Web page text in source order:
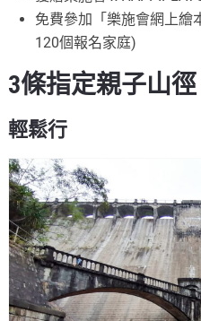
免費參加「樂施會網上繪
120個報名家庭)
3條指定親子山徑
輕鬆行